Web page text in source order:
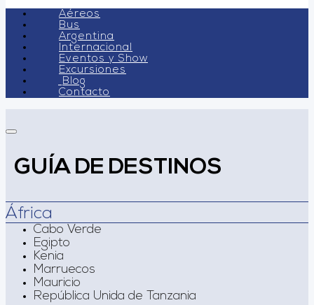
Aéreos
Bus
Argentina
Internacional
Eventos y Show
Excursiones
Blog
Contacto
GUÍA DE DESTINOS
África
Cabo Verde
Egipto
Kenia
Marruecos
Mauricio
República Unida de Tanzania